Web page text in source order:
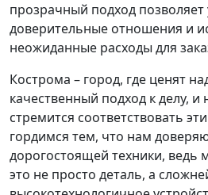
прозрачный подход позволяет
доверительные отношения и
неожиданные расходы для
Кострома – город, где ценят
качественный подход к делу,
стремится соответствовать
гордимся тем, что нам
дорогостоящей техники, ведь
это не просто деталь, а